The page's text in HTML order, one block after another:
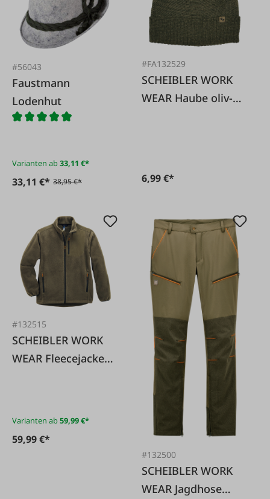
#56043
Faustmann
Lodenhut
Varianten ab33,11 €*
33,11 €* 38,95 €*
#FA132529
SCHEIBLER WORK
WEAR Haube oliv-
6,99 €*
#132515
SCHEIBLER WORK
WEAR Fleecejacke
Varianten ab59,99 €*
59,99 €*
#132500
SCHEIBLER WORK
WEAR Jagdhose